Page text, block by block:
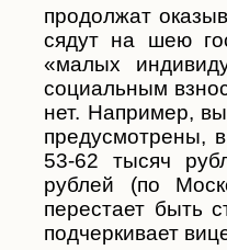
продолжат
сядут на шею
«малых
социальным
нет. Например,
предусмотрены,
53-62 тысяч
рублей (по
перестает быть
подчеркивает